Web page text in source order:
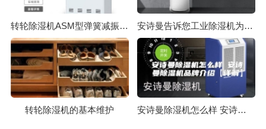
转轮除湿机ASM型弹簧减振器安装方案 安诗曼告诉您工业除湿机为什么这么受欢迎
转轮除湿机的基本维护 安诗曼除湿机怎么样 安诗曼除湿机品牌介绍【详解】